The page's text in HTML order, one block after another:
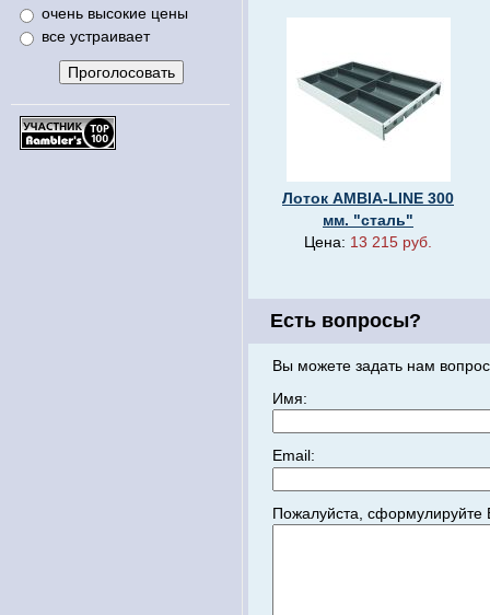
очень высокие цены
все устраивает
Лоток AMBIA-LINE 300
мм. "сталь"
Цена: 13 215 руб.
Есть вопросы?
Вы можете задать нам
Имя:
Email:
Пожалуйста,